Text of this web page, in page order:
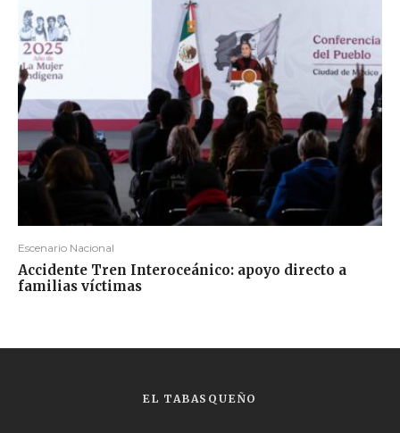
Escenario Nacional
Accidente Tren Interoceánico: apoyo directo a
familias víctimas
EL TABASQUEÑO